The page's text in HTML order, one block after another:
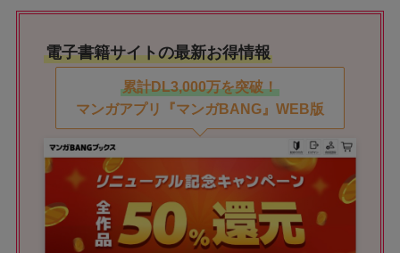
電子書籍サイトの最新お得情報
累計DL3,000万を突破！
マンガアプリ『マンガBANG』WEB版